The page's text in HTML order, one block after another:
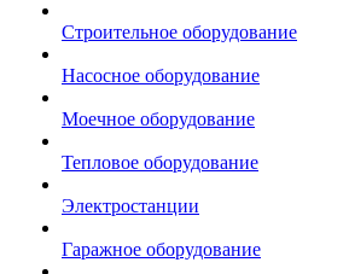
Строительное оборудование
Насосное оборудование
Моечное оборудование
Тепловое оборудование
Электростанции
Гаражное оборудование